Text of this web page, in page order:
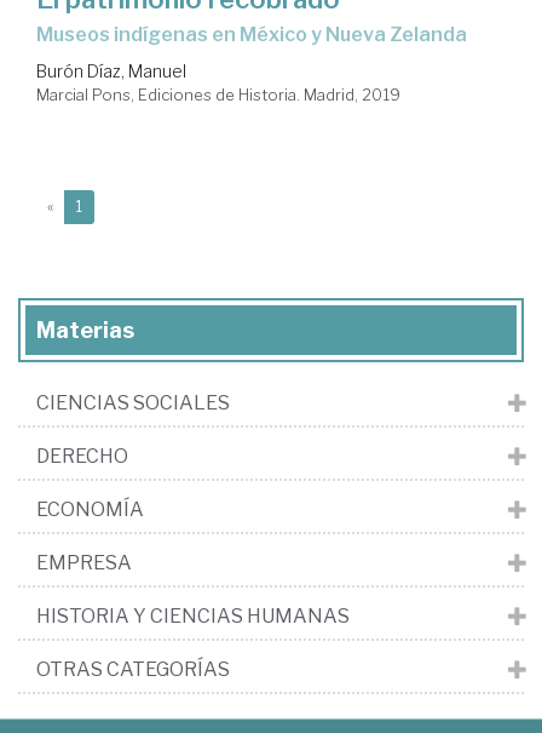
museos indígenas en México y Nueva Zelanda
Burón Díaz, Manuel
Marcial Pons, Ediciones de Historia. Madrid, 2019
« 1
Materias
CIENCIAS SOCIALES
DERECHO
ECONOMÍA
EMPRESA
HISTORIA Y CIENCIAS HUMANAS
OTRAS CATEGORÍAS